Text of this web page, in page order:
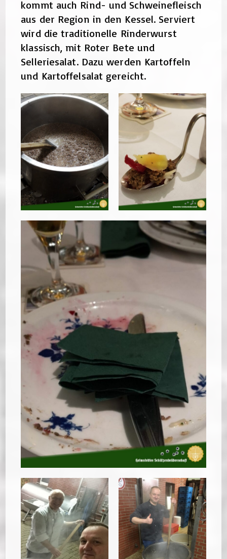
kommt auch Rind- und Schweinefleisch
aus der Region in den Kessel. Serviert
wird die traditionelle Rinderwurst
klassisch, mit Roter Bete und
Selleriesalat. Dazu werden Kartoffeln
und Kartoffelsalat gereicht.